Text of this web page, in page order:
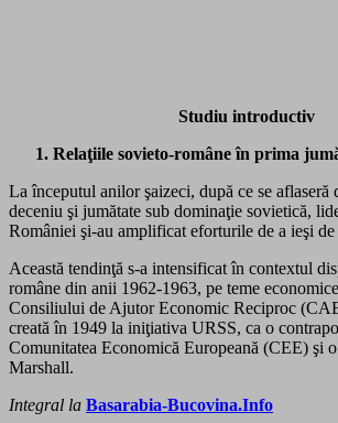
Studiu introductiv
1. Relaţiile sovieto-române în prima
La începutul anilor şaizeci, după ce se aflaseră
deceniu şi jumătate sub dominaţie sovietică,
României şi-au amplificat eforturile de a ieşi
Această tendinţă s-a intensificat în contextul
române din anii 1962-1963, pe teme
Consiliului de Ajutor Economic Reciproc
creată în 1949 la iniţiativa URSS, ca o
Comunitatea Economică Europeană (CEE) şi
Marshall.
Integral la Basarabia-Bucovina.Info